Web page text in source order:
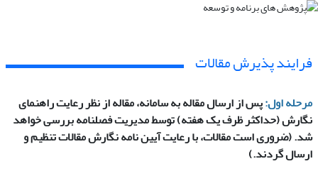
فرایند پذیرش مقالات
مرحله اول:پس از ارسال مقاله به سامانه، مقاله از نظر رعایت راهنمای
نگارش (حداکثر ظرف یک هفته) توسط مدیریت فصلنامه بررسی خواهد
شد. (ضروری است مقالات، با رعایت آیین نامه نگارش مقالات تنظیم و
ارسال گردند.)